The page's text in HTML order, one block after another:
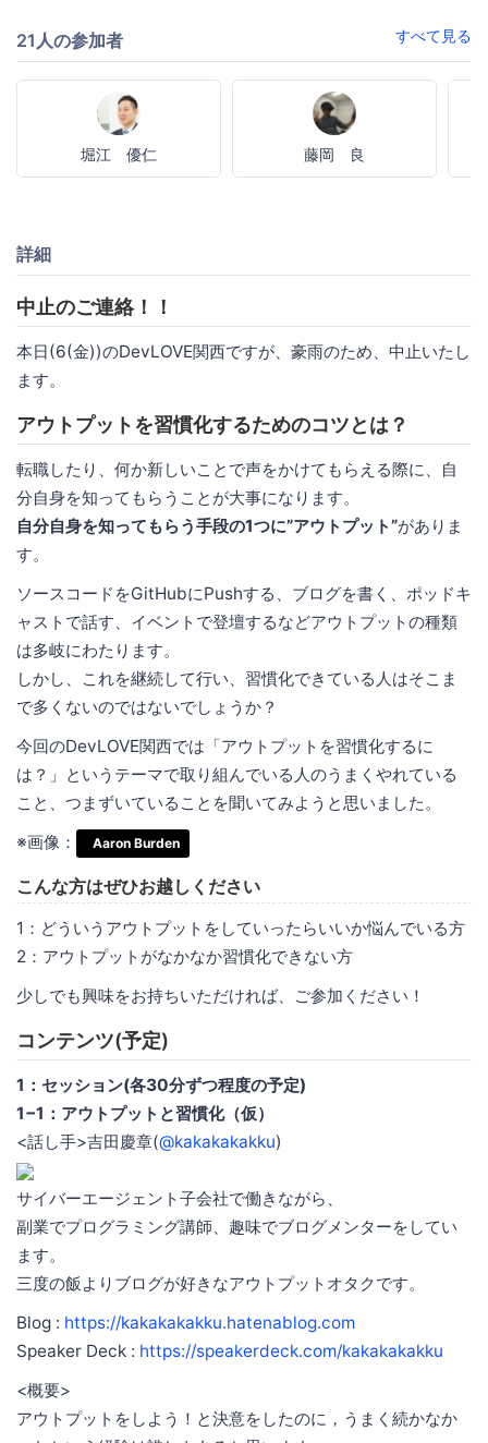
21人の参加者 すべて見る
堀江 優仁 藤岡 良
詳細
中止のご連絡！！
本日(6(金))のDevLOVE関西ですが、豪雨のため、中止いたし
ます。
アウトプットを習慣化するためのコツとは？
転職したり、何か新しいことで声をかけてもらえる際に、自
分自身を知ってもらうことが大事になります。
自分自身を知ってもらう手段の1つに”アウトプット”がありま
す。
ソースコードをGitHubにPushする、ブログを書く、ポッドキ
ャストで話す、イベントで登壇するなどアウトプットの種類
は多岐にわたります。
しかし、これを継続して行い、習慣化できている人はそこま
で多くないのではないでしょうか？
今回のDevLOVE関西では「アウトプットを習慣化するに
は？」というテーマで取り組んでいる人のうまくやれている
こと、つまずいていることを聞いてみようと思いました。
※画像：
Aaron Burden
こんな方はぜひお越しください
1：どういうアウトプットをしていったらいいか悩んでいる方
2：アウトプットがなかなか習慣化できない方
少しでも興味をお持ちいただければ、ご参加ください！
コンテンツ(予定)
1：セッション(各30分ずつ程度の予定)
1−1：アウトプットと習慣化（仮）
<話し手>吉田慶章(@kakakakakku)
サイバーエージェント子会社で働きながら、
副業でプログラミング講師、趣味でブログメンターをしてい
ます。
三度の飯よりブログが好きなアウトプットオタクです。
Blog : https://kakakakakku.hatenablog.com
Speaker Deck : https://speakerdeck.com/kakakakakku
<概要>
アウトプットをしよう！と決意をしたのに，うまく続かなか